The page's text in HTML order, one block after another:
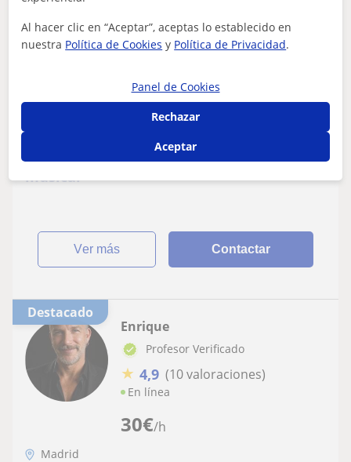
En línea
Barcelona
Clases de piano y lectura para iniciación
musical
ver más Contactar
Destacado
30€/h
Enrique
Profesor Verificado
★ 4,9 (10 valoraciones)
En línea
Madrid
Al hacer clic en “Aceptar”, aceptas lo establecido en
nuestra Política de Cookies y Política de Privacidad.
Panel de Cookies
Rechazar
Aceptar